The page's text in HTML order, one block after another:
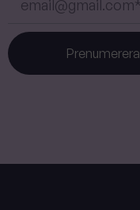
Prenumerera